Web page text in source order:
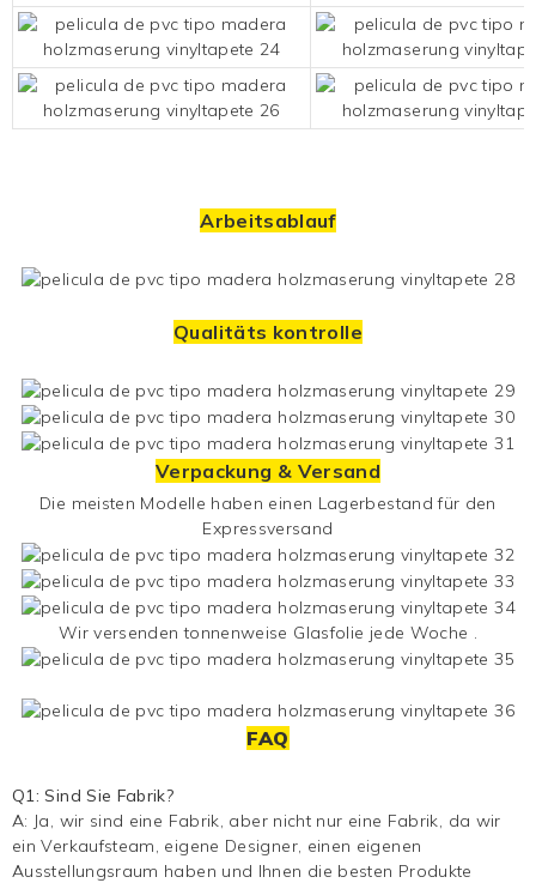
Arbeitsablauf
Qualitäts kontrolle
Verpackung & Versand
Die meisten Modelle haben einen Lagerbestand für den
Expressversand
Wir versenden tonnenweise Glasfolie jede Woche .
FAQ
Q1: Sind Sie Fabrik?
A: Ja, wir sind eine Fabrik, aber nicht nur eine Fabrik, da wir
ein Verkaufsteam, eigene Designer, einen eigenen
Ausstellungsraum haben und Ihnen die besten Produkte